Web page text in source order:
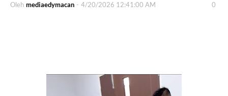
Oleh mediaedymacan - 4/20/2026 12:41:00 AM 0